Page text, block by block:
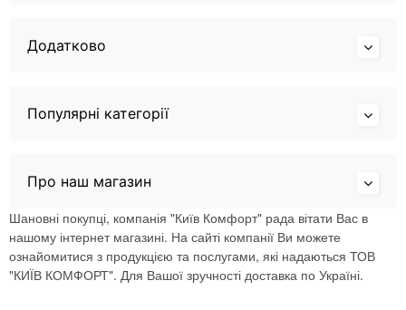
Додатково
Популярні категорії
Про наш магазин
Шановні покупці, компанія "Київ Комфорт" рада вітати Вас в
нашому інтернет магазині. На сайті компанії Ви можете
ознайомитися з продукцією та послугами, які надаються ТОВ
"КИЇВ КОМФОРТ". Для Вашої зручності доставка по Україні.